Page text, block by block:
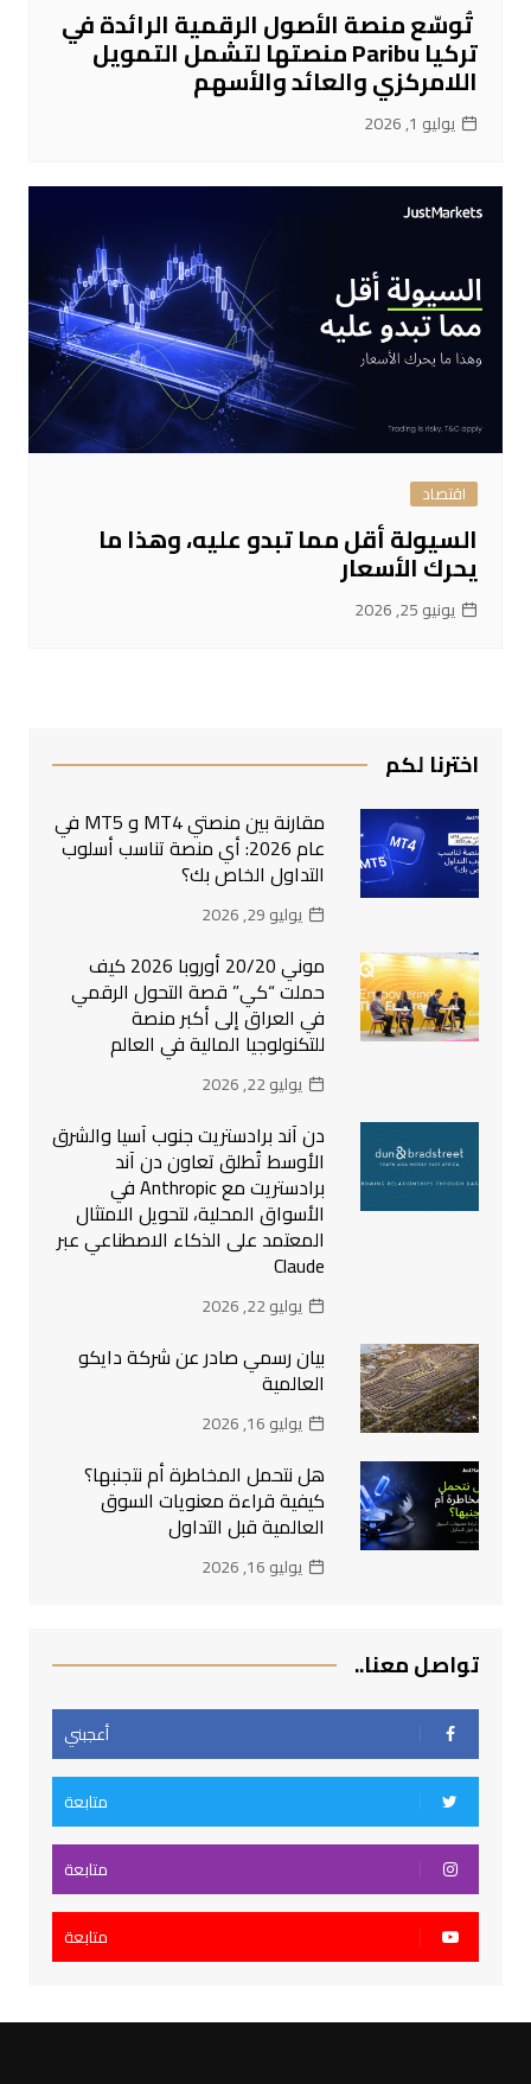
تُوسّع منصة الأصول الرقمية الرائدة في
تركيا Paribu منصتها لتشمل التمويل
اللامركزي والعائد والأسهم
يوليو 1, 2026
اقتصاد
السيولة أقل مما تبدو عليه، وهذا ما
يحرك الأسعار
يونيو 25, 2026
اخترنا لكم
مقارنة بين منصتي MT4 و MT5 في
عام 2026: أي منصة تناسب أسلوب
التداول الخاص بك؟
يوليو 29, 2026
موني 20/20 أوروبا 2026 كيف
حملت “كي” قصة التحول الرقمي
في العراق إلى أكبر منصة
للتكنولوجيا المالية في العالم
يوليو 22, 2026
دن آند برادستريت جنوب آسيا والشرق
الأوسط تُطلق تعاون دن آند
برادستريت مع Anthropic في
الأسواق المحلية، لتحويل الامتثال
المعتمد على الذكاء الاصطناعي عبر
Claude
يوليو 22, 2026
بيان رسمي صادر عن شركة دايكو
العالمية
يوليو 16, 2026
هل نتحمل المخاطرة أم نتجنبها؟
كيفية قراءة معنويات السوق
العالمية قبل التداول
يوليو 16, 2026
تواصل معنا..
أعجبني
متابعة
متابعة
متابعة